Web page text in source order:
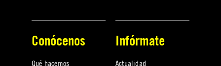
Conócenos
Qué hacemos
Infórmate
Actualidad